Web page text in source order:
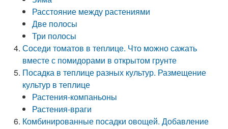
Расстояние между растениями
Две полосы
Три полосы
Соседи томатов в теплице. Что можно сажать
вместе с помидорами в открытом грунте
Посадка в теплице разных культур. Размещение
культур в теплице
Растения-компаньоны
Растения-враги
Комбинированные посадки овощей. Добавление